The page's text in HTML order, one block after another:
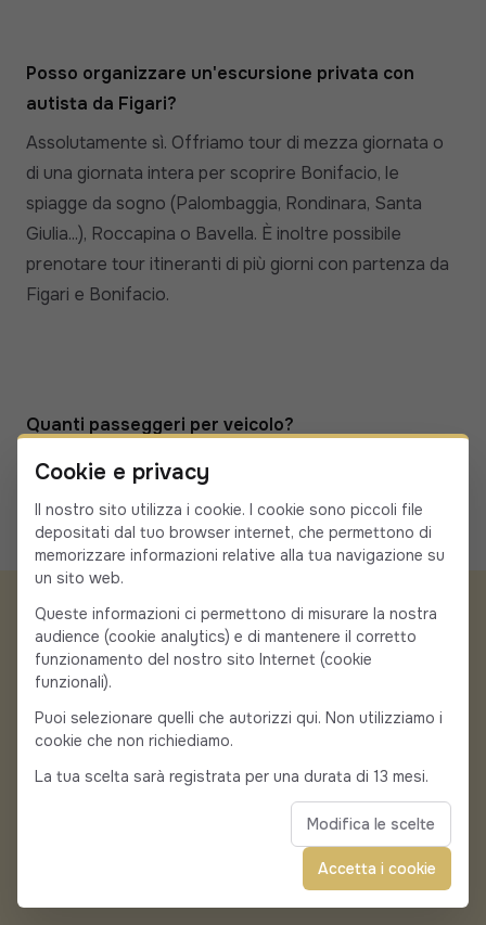
Posso organizzare un'escursione privata con
autista da Figari?
Assolutamente sì. Offriamo tour di mezza giornata o
di una giornata intera per scoprire Bonifacio, le
spiagge da sogno (Palombaggia, Rondinara, Santa
Giulia...), Roccapina o Bavella. È inoltre possibile
prenotare tour itineranti di più giorni con partenza da
Figari e Bonifacio.
Quanti passeggeri per veicolo?
Le nostre berline e i nostri furgoni Mercedes
veicoli sono dotati di aria condizionata, comfort di alta
gamma e seggiolini per bambini disponibili su richiesta.
Prenota il tuo viaggio
privato su misura da o
per Figari
Chiamateci al numero→
Cookie e privacy
Il nostro sito utilizza i cookie. I cookie sono piccoli file
depositati dal tuo browser internet, che permettono di
memorizzare informazioni relative alla tua navigazione su
un sito web.
Queste informazioni ci permettono di misurare la nostra
audience (cookie analytics) e di mantenere il corretto
funzionamento del nostro sito Internet (cookie
funzionali).
Puoi selezionare quelli che autorizzi qui. Non utilizziamo i
cookie che non richiediamo.
La tua scelta sarà registrata per una durata di 13 mesi.
Modifica le scelte
Accetta i cookie